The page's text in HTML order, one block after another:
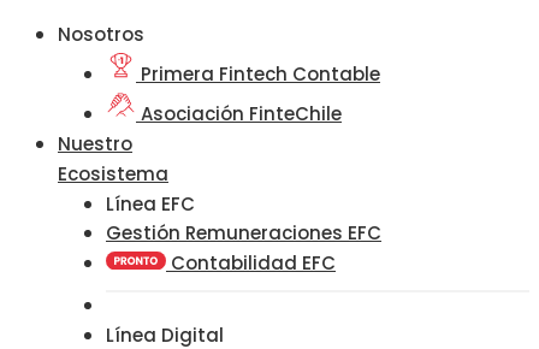
Nosotros
Primera Fintech Contable
Asociación FinteChile
Nuestro
Ecosistema
Línea EFC
Gestión Remuneraciones EFC
Contabilidad EFC
Línea Digital